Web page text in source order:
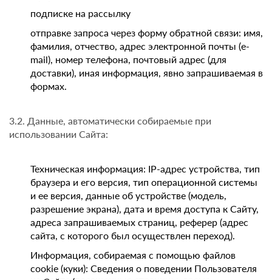
подписке на рассылку
отправке запроса через форму обратной связи: имя,
фамилия, отчество, адрес электронной почты (e-
mail), номер телефона, почтовый адрес (для
доставки), иная информация, явно запрашиваемая в
формах.
3.2. Данные, автоматически собираемые при
использовании Сайта:
Техническая информация: IP-адрес устройства, тип
браузера и его версия, тип операционной системы
и ее версия, данные об устройстве (модель,
разрешение экрана), дата и время доступа к Сайту,
адреса запрашиваемых страниц, реферер (адрес
сайта, с которого был осуществлен переход).
Информация, собираемая с помощью файлов
cookie (куки): Сведения о поведении Пользователя